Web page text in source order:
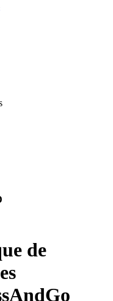
de